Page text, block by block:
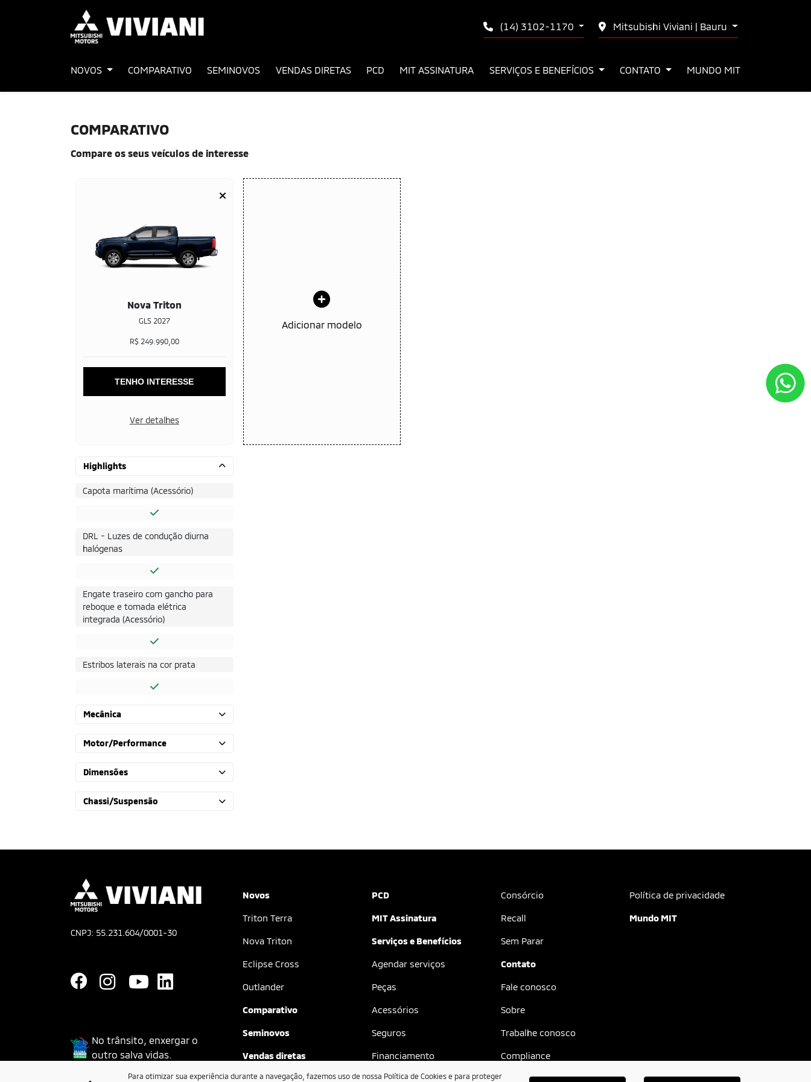
(14) 3102-1170 Mitsubishi Viviani | Bauru
NOVOS COMPARATIVO SEMINOVOS VENDAS DIRETAS PCD MIT ASSINATURA SERVIÇOS E BENEFÍCIOS CONTATO MUNDO MIT
COMPARATIVO
Compare os seus veículos de interesse
Nova Triton
GLS 2027
R$ 249.990,00
TENHO INTERESSE
Ver detalhes
Adicionar modelo
Highlights
Capota marítima (Acessório)
DRL - Luzes de condução diurna
halógenas
Engate traseiro com gancho para
reboque e tomada elétrica
integrada (Acessório)
Estribos laterais na cor prata
Mecânica
Motor/Performance
Dimensões
Chassi/Suspensão
CNPJ: 55.231.604/0001-30
No trânsito, enxergar o
outro salva vidas.
Novos
Triton Terra
Nova Triton
Eclipse Cross
Outlander
Comparativo
Seminovos
Vendas diretas
PCD
MIT Assinatura
Serviços e Benefícios
Agendar serviços
Peças
Acessórios
Seguros
Financiamento
Consórcio
Recall
Sem Parar
Contato
Fale conosco
Sobre
Trabalhe conosco
Compliance
Política de privacidade
Mundo MIT
Para otimizar sua experiência durante a navegação, fazemos uso de nossa Política de Cookies e para proteger